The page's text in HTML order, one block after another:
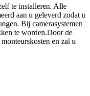
te installeren. Alle
aan u geleverd zodat u
Bij camerasystemen
te worden.Door de
en zal u